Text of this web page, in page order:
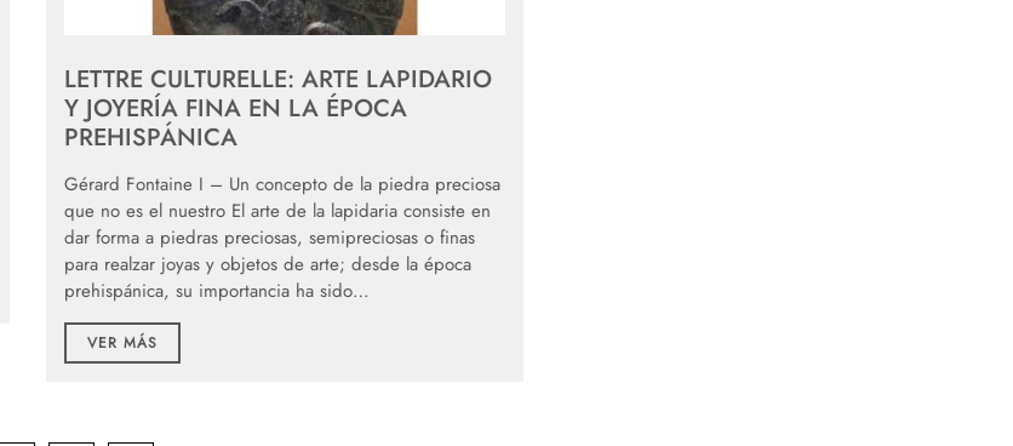
LETTRE CULTURELLE: ARTE LAPIDARIO
Y JOYERÍA FINA EN LA ÉPOCA
PREHISPÁNICA
Gérard Fontaine I – Un concepto de la piedra preciosa
que no es el nuestro El arte de la lapidaria consiste en
dar forma a piedras preciosas, semipreciosas o finas
para realzar joyas y objetos de arte; desde la época
prehispánica, su importancia ha sido…
VER MÁS